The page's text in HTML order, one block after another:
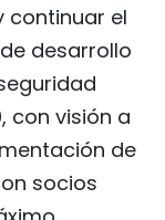
continuar el
desarrollo
con visión a
de
socios